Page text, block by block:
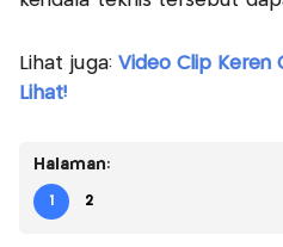
Lihat juga: Video Clip Keren
Lihat!
Halaman:
1 2